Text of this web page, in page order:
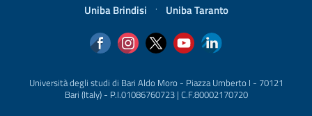
Uniba Brindisi · Uniba Taranto
Università degli studi di Bari Aldo Moro - Piazza Umberto I - 70121
Bari (Italy) - P.I.01086760723 | C.F.80002170720